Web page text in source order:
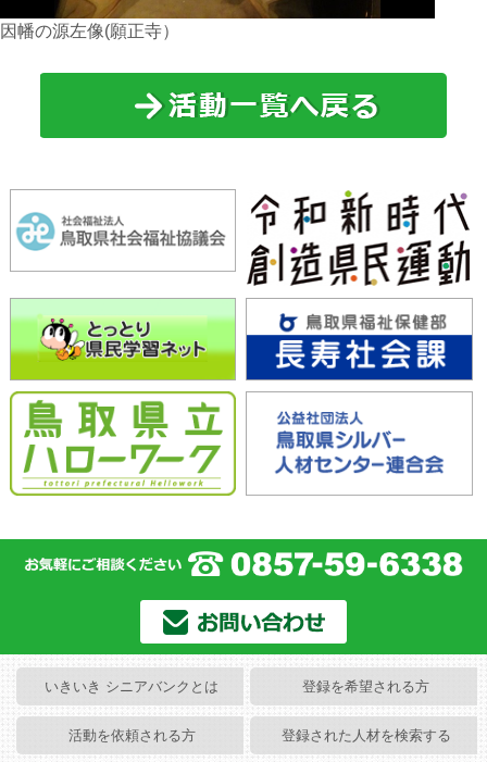
因幡の源左像(願正寺）
いきいき シニアバンクとは 登録を希望される方
活動を依頼される方 登録された人材を検索する